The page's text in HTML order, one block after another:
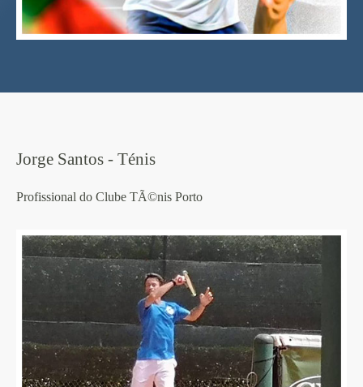
Jorge Santos - Ténis
Profissional do Clube TÃ©nis Porto